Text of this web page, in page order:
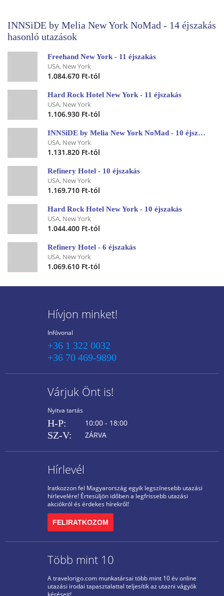
INNSiDE by Melia New York NoMad - 14 éjszakás
hasonló utazások
Freehand New York - 11 éjszakás
USA, New York
1.084.670 Ft-tól
Hard Rock Hotel New York - 11 éjszakás
USA, New York
1.106.930 Ft-tól
INNSiDE by Melia New York NoMad - 10 éjszakás
USA, New York
1.131.820 Ft-tól
Refinery Hotel - 10 éjszakás
USA, New York
1.169.710 Ft-tól
Hard Rock Hotel New York - 10 éjszakás
USA, New York
1.044.400 Ft-tól
Refinery Hotel - 6 éjszakás
USA, New York
1.069.610 Ft-tól
Hívjon minket!
Infóvonal
+36 1 322 0032
+36 70 469-9890
Várjuk Önt is!
Nyitva tartás
H-P: 10:00 - 18:00
SZ-V: ZÁRVA
Hírlevél
Iratkozzon fel Magyarország egyik legszínesebb utazási
hírlevelére! Értesüljön időben a legfrissebb utazási
akciókról és érdekes hírekről!
FELIRATKOZOM
Több mint 10
A travelorigo.com munkatársai több mint 10 év online
utazási irodai tapasztalattal teljesítik az utazni vágyók
kéréseit!